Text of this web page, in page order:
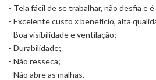
- Tela fácil de se trabalhar, não desfia e
- Excelente custo x benefício, alta
- Boa visibilidade e ventilação;
- Durabilidade;
- Não resseca;
- Não abre as malhas.